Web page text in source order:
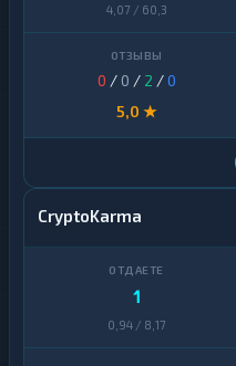
4,07 / 60,3
0 / 0 / 2 /0
5,0 ★
CryptoKarma
1
0,94 / 8,17